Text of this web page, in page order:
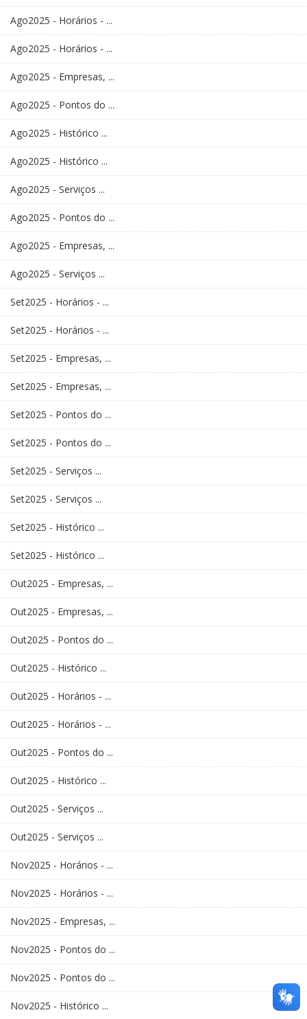
Ago2025 - Horários - ...
Ago2025 - Horários - ...
Ago2025 - Empresas, ...
Ago2025 - Pontos do ...
Ago2025 - Histórico ...
Ago2025 - Histórico ...
Ago2025 - Serviços ...
Ago2025 - Pontos do ...
Ago2025 - Empresas, ...
Ago2025 - Serviços ...
Set2025 - Horários - ...
Set2025 - Horários - ...
Set2025 - Empresas, ...
Set2025 - Empresas, ...
Set2025 - Pontos do ...
Set2025 - Pontos do ...
Set2025 - Serviços ...
Set2025 - Serviços ...
Set2025 - Histórico ...
Set2025 - Histórico ...
Out2025 - Empresas, ...
Out2025 - Empresas, ...
Out2025 - Pontos do ...
Out2025 - Histórico ...
Out2025 - Horários - ...
Out2025 - Horários - ...
Out2025 - Pontos do ...
Out2025 - Histórico ...
Out2025 - Serviços ...
Out2025 - Serviços ...
Nov2025 - Horários - ...
Nov2025 - Horários - ...
Nov2025 - Empresas, ...
Nov2025 - Pontos do ...
Nov2025 - Pontos do ...
Nov2025 - Histórico ...